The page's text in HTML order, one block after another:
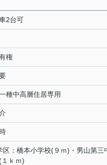
2台可
権
種中高層住居専用
区：橋本小学校(９ｍ)・男山第三
ｋｍ)